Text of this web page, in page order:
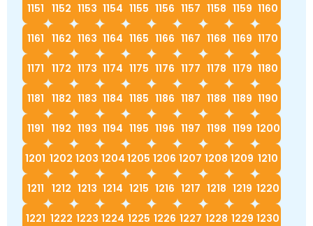
1151 1152 1153 1154 1155 1156 1157 1158 1159 1160
1161 1162 1163 1164 1165 1166 1167 1168 1169 1170
1171 1172 1173 1174 1175 1176 1177 1178 1179 1180
1181 1182 1183 1184 1185 1186 1187 1188 1189 1190
1191 1192 1193 1194 1195 1196 1197 1198 1199 1200
1201 1202 1203 1204 1205 1206 1207 1208 1209 1210
1211 1212 1213 1214 1215 1216 1217 1218 1219 1220
1221 1222 1223 1224 1225 1226 1227 1228 1229 1230